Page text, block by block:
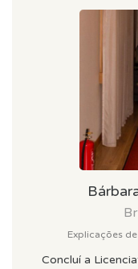
Explicações
Concluí a